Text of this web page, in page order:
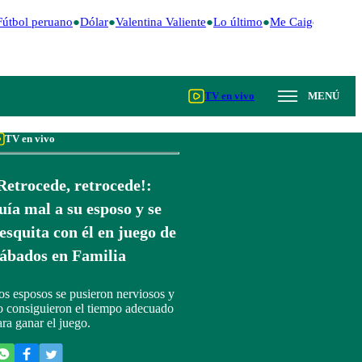
peruano Dólar Valentina Valiente Lo último Me Caigo de Risa
TV en vivo MENÚ
TV en vivo
retrocede!:
mal a su esposo y se
con él en juego de
en Familia
esposos se pusieron nerviosos y
consiguieron el tiempo adecuado
ganar el juego.